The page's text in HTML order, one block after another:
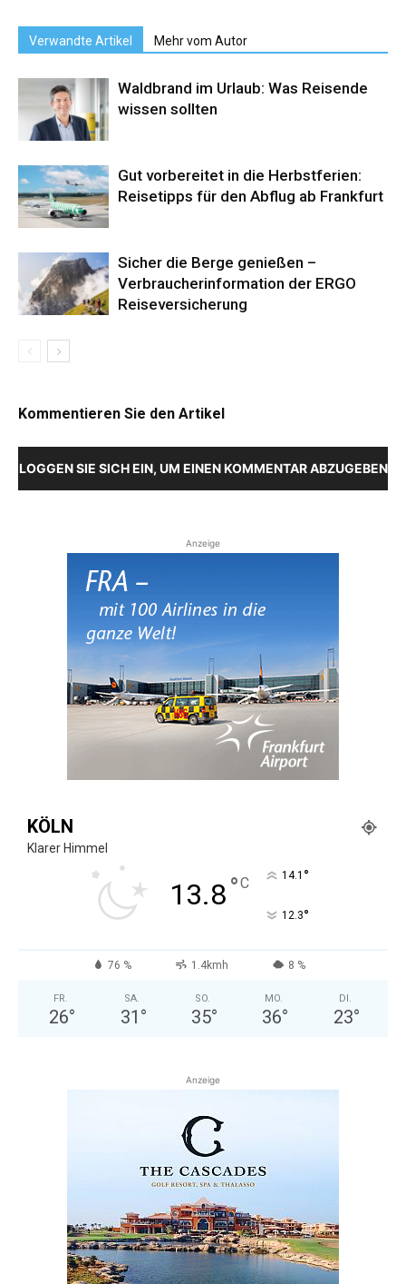
Verwandte Artikel Mehr vom Autor
Waldbrand im Urlaub: Was Reisende
wissen sollten
Gut vorbereitet in die Herbstferien:
Reisetipps für den Abflug ab Frankfurt
Sicher die Berge genießen –
Verbraucherinformation der ERGO
Reiseversicherung
Kommentieren Sie den Artikel
LOGGEN SIE SICH EIN, UM EINEN KOMMENTAR ABZUGEBEN
Anzeige
KÖLN
Klarer Himmel
13.8°C 14.1 °
12.3°
76 % 1.4kmh 8 %
FR.
26°
SA.
31 °
SO.
35°
MO.
36°
DI.
23°
Anzeige